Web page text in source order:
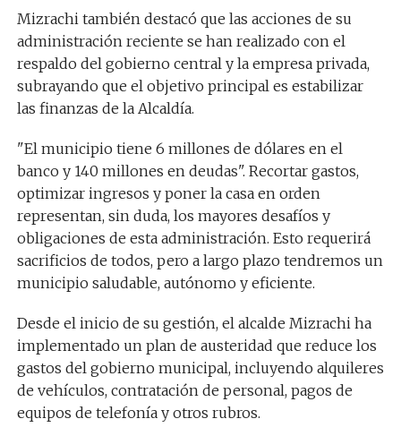
Mizrachi también destacó que las acciones de su
administración reciente se han realizado con el
respaldo del gobierno central y la empresa privada,
subrayando que el objetivo principal es estabilizar
las finanzas de la Alcaldía.
"El municipio tiene 6 millones de dólares en el
banco y 140 millones en deudas". Recortar gastos,
optimizar ingresos y poner la casa en orden
representan, sin duda, los mayores desafíos y
obligaciones de esta administración. Esto requerirá
sacrificios de todos, pero a largo plazo tendremos un
municipio saludable, autónomo y eficiente.
Desde el inicio de su gestión, el alcalde Mizrachi ha
implementado un plan de austeridad que reduce los
gastos del gobierno municipal, incluyendo alquileres
de vehículos, contratación de personal, pagos de
equipos de telefonía y otros rubros.